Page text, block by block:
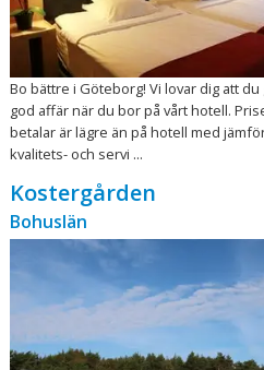
Bo bättre i Göteborg! Vi lovar dig att du
god affär när du bor på vårt hotell.
betalar är lägre än på hotell med
kvalitets- och servi ...
Kostergården
Bohuslän